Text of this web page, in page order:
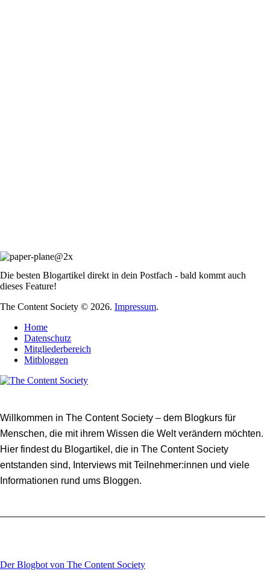
Die besten Blogartikel direkt in dein Postfach - bald kommt auch
dieses Feature!
The Content Society © 2026. Impressum.
Home
Datenschutz
Mitgliederbereich
Mitbloggen
Willkommen in The Content Society – dem Blogkurs für
Menschen, die mit ihrem Wissen die Welt verändern möchten.
Hier findest du Blogartikel, die in The Content Society
entstanden sind, Interviews mit Teilnehmer:innen und viele
Informationen rund ums Bloggen.
Der Blogbot von The Content Society